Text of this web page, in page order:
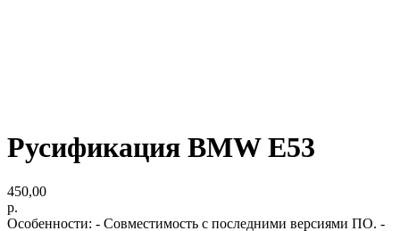
Русификация BMW E53
450,00
р.
Особенности: - Совместимость с последними версиями ПО. -